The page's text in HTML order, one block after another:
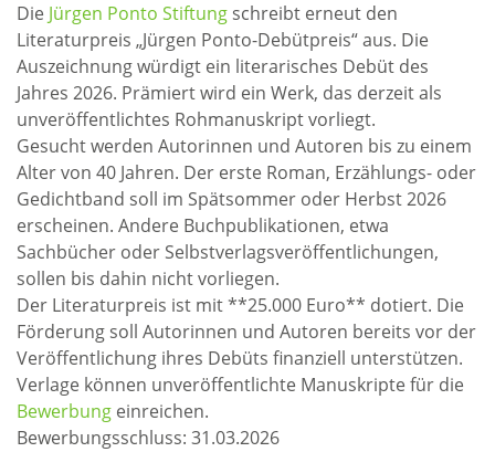
Die Jürgen Ponto Stiftung schreibt erneut den
Literaturpreis „Jürgen Ponto-Debütpreis“ aus. Die
Auszeichnung würdigt ein literarisches Debüt des
Jahres 2026. Prämiert wird ein Werk, das derzeit als
unveröffentlichtes Rohmanuskript vorliegt.
Gesucht werden Autorinnen und Autoren bis zu einem
Alter von 40 Jahren. Der erste Roman, Erzählungs- oder
Gedichtband soll im Spätsommer oder Herbst 2026
erscheinen. Andere Buchpublikationen, etwa
Sachbücher oder Selbstverlagsveröffentlichungen,
sollen bis dahin nicht vorliegen.
Der Literaturpreis ist mit **25.000 Euro** dotiert. Die
Förderung soll Autorinnen und Autoren bereits vor der
Veröffentlichung ihres Debüts finanziell unterstützen.
Verlage können unveröffentlichte Manuskripte für die
Bewerbung einreichen.
Bewerbungsschluss: 31.03.2026